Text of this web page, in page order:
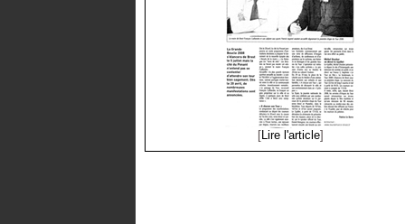
[Lire l'article]